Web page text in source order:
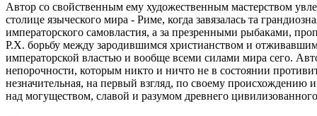
Автор со свойственным ему художественным мастерством
столице языческого мира - Риме, когда завязалась та
императорского самовластия, а за презренными рыбаками,
Р.Х. борьбу между зародившимся христианством и
императорской властью и вообще всеми силами мира сего.
непорочности, которым никто и ничто не в состоянии
незначительная, на первый взгляд, по своему происхождению
над могуществом, славой и разумом древнего